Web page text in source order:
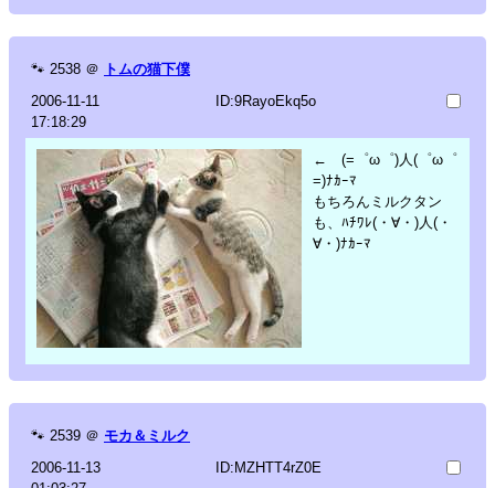
🐾 2538 ＠ トムの猫下僕
2006-11-11
17:18:29
ID:9RayoEkq5o
← (=゜ω゜)人(゜ω゜
=)ﾅｶｰﾏ
もちろんミルクタン
も、ﾊﾁﾜﾚ(・∀・)人(・
∀・)ﾅｶｰﾏ
🐾 2539 ＠ モカ＆ミルク
2006-11-13
ID:MZHTT4rZ0E